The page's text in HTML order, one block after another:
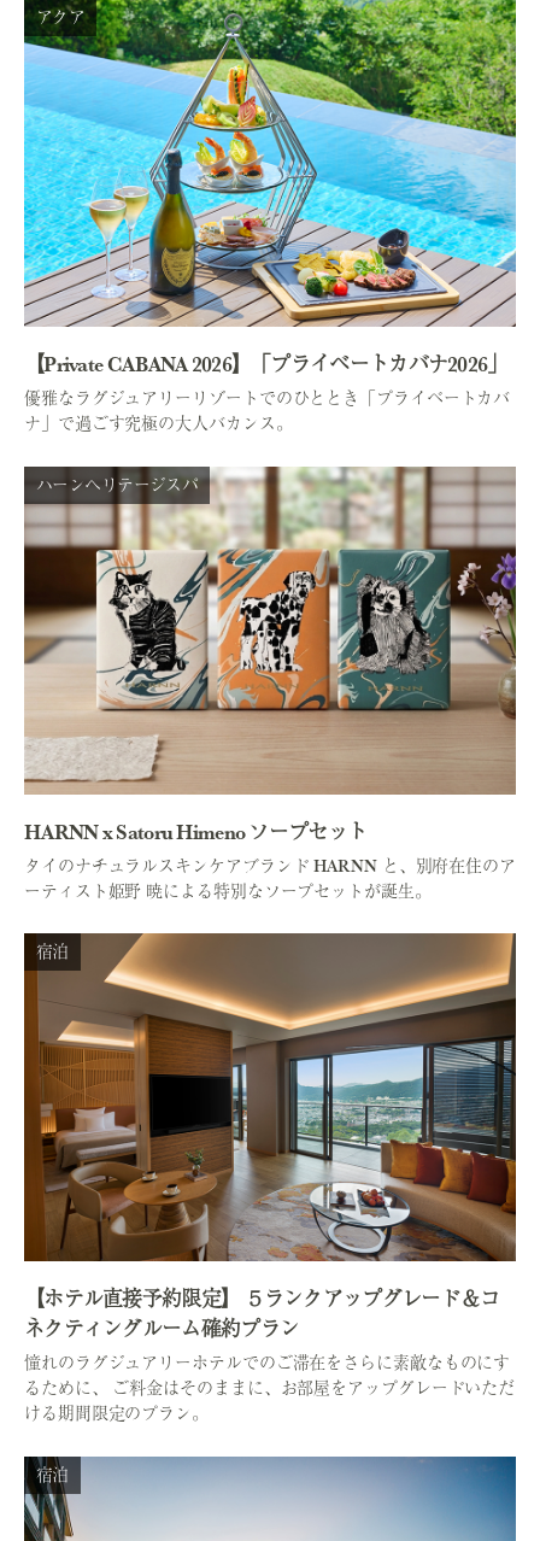
【Private CABANA 2026】「プライベートカバナ2026」
優雅なラグジュアリーリゾートでのひととき「プライベートカバ
ナ」で過ごす究極の大人バカンス。
アクア
HARNN x Satoru Himeno ソープセット
タイのナチュラルスキンケアブランド HARNN と、別府在住のア
ーティスト姫野 暁による特別なソープセットが誕生。
ハーンヘリテージスパ
【ホテル直接予約限定】 ５ランクアップグレード＆コ
ネクティングルーム確約プラン
憧れのラグジュアリーホテルでのご滞在をさらに素敵なものにす
るために、 ご料金はそのままに、お部屋をアップグレードいただ
ける期間限定のプラン。
宿泊
宿泊